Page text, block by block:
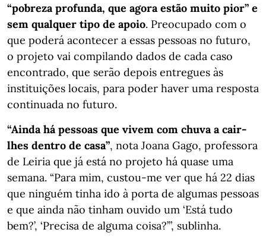
“pobreza profunda, que agora estão muito pior” e
sem qualquer tipo de apoio. Preocupado com o
que poderá acontecer a essas pessoas no futuro,
o projeto vai compilando dados de cada caso
encontrado, que serão depois entregues às
instituições locais, para poder haver uma resposta
continuada no futuro.
“Ainda há pessoas que vivem com chuva a cair-
lhes dentro de casa”, nota Joana Gago, professora
de Leiria que já está no projeto há quase uma
semana. “Para mim, custou-me ver que há 22 dias
que ninguém tinha ido à porta de algumas pessoas
e que ainda não tinham ouvido um ‘Está tudo
bem?’, ‘Precisa de alguma coisa?’”, sublinha.